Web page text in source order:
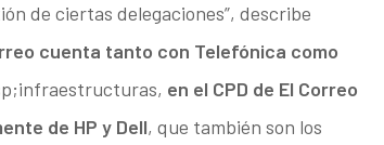
de ciertas delegaciones”, describe
cuenta tanto con Telefónica como
en el CPD de El Correo
de HP y Dell, que también son los